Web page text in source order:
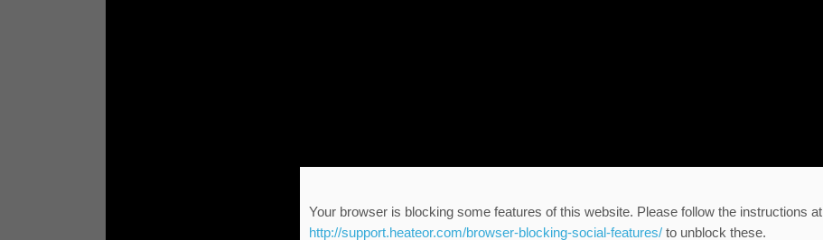
Your browser is blocking some features of this website. Please follow the instructions at
http://support.heateor.com/browser-blocking-social-features/to unblock these.